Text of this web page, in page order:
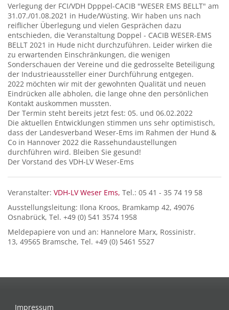
Verlegung der FCI/VDH Dpppel-CACIB "WESER EMS BELLT" am
31.07./01.08.2021 in Hude/Wüsting. Wir haben uns nach
reiflicher Überlegung und vielen Gesprächen dazu
entschieden, die Veranstaltung Doppel - CACIB WESER-EMS
BELLT 2021 in Hude nicht durchzuführen. Leider wirken die
zu erwartenden Einschränkungen, die wenigen
Sonderschauen der Vereine und die gedrosselte Beteiligung
der Industrieaussteller einer Durchführung entgegen.
2022 möchten wir mit der gewohnten Qualität und neuen
Eindrücken alle abholen, die lange ohne den persönlichen
Kontakt auskommen mussten.
Der Termin steht bereits jetzt fest: 05. und 06.02.2022
Die aktuellen Entwicklungen stimmen uns sehr optimistisch,
dass der Landesverband Weser-Ems im Rahmen der Hund &
Co in Hannover 2022 die Rassehundaustellungen
durchführen wird. Bleiben Sie gesund!
Der Vorstand des VDH-LV Weser-Ems
Veranstalter: VDH-LV Weser Ems, Tel.: 05 41 - 35 74 19 58
Ausstellungsleitung: Ilona Kroos, Bramkamp 42, 49076
Osnabrück, Tel. +49 (0) 541 3574 1958
Meldepapiere von und an: Hannelore Marx, Rossinistr.
13, 49565 Bramsche, Tel. +49 (0) 5461 5527
Impressum